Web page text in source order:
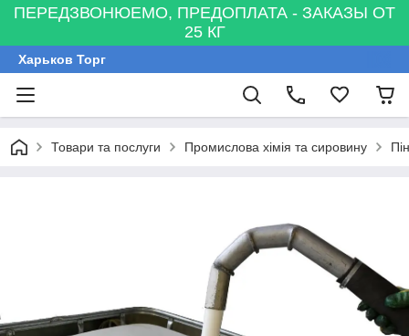
ПЕРЕДЗВОНЮЕМО, ПРЕДОПЛАТА - ЗАКАЗЫ ОТ
25 КГ
Харьков Торг
Товари та послуги Промислова хімія та сировину